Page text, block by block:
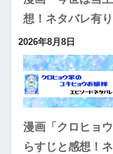
想！ネタバレ有
2026年8月8日
漫画「クロヒョ
らすじと感想！